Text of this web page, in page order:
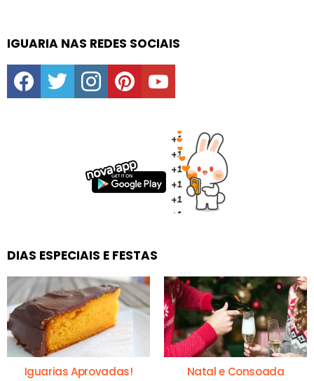
IGUARIA NAS REDES SOCIAIS
facebooktwitter instagrampinterestyoutube
DIAS ESPECIAIS E FESTAS
Iguarias Aprovadas! Natal e Consoada